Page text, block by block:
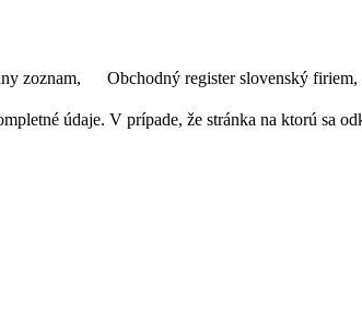
zoznam, Obchodný register slovenský firiem,
údaje. V prípade, že stránka na ktorú sa